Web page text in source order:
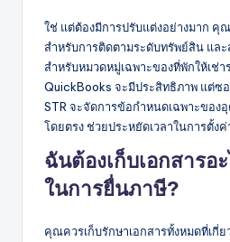
ใช่ แต่ต้องมีการปรับแต่งอย่างมาก คุ
สำหรับการติดตามระดับทรัพย์สิน แล
สำหรับหมวดหมู่เฉพาะของที่พักให้เช่
QuickBooks จะมีประสิทธิภาพ แต่ซ
STR จะจัดการข้อกำหนดเฉพาะของ
โดยตรง ช่วยประหยัดเวลาในการตั้ง
ฉันต้องเก็บเอกสารอ
ในการยื่นภาษี?
คุณควรเก็บรักษาเอกสารทั้งหมดที่เกี่